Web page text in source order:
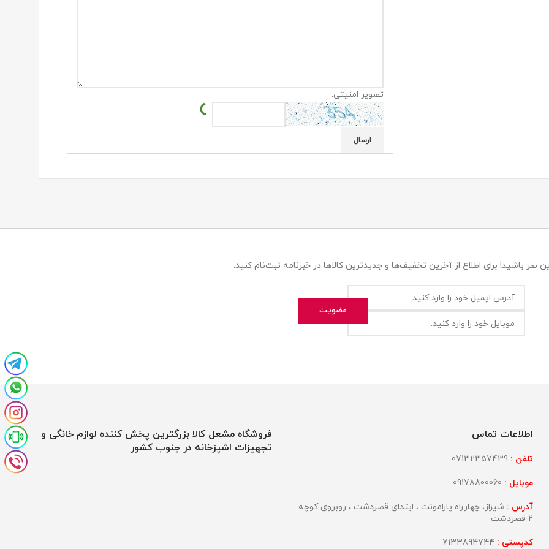
تصویر امنیتی:
نفر باشید! برای اطلاع از آخرین تخفیف‌ها و جدیدترین کالاها در خبرنامه ثبت‌نام کنید.
اطلاعات تماس
تلفن :
موبایل :
آدرس : شیراز، چهارراه پارامونت ، ابتدای قصردشت ، روبروی کوچه
2 قصردشت
کدپستی : 7133894744
فروشگاه مشعل کالا بزرگترین پخش کننده لوازم خانگی و
تجهیزات اشپزخانه در جنوب کشور